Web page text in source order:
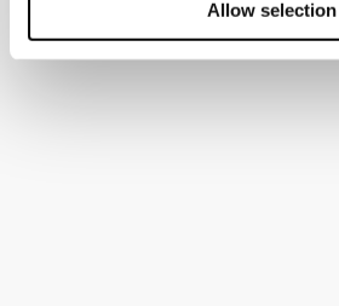
Allow selection